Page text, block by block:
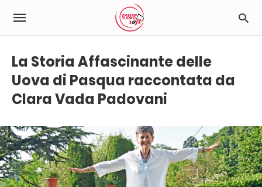
La Storia Affascinante delle
Uova di Pasqua raccontata da
Clara Vada Padovani